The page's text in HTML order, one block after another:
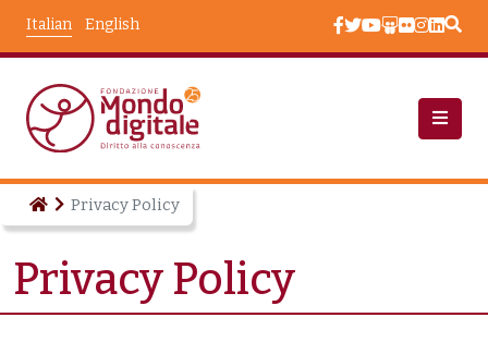
English
Italian
Privacy Policy
Privacy Policy